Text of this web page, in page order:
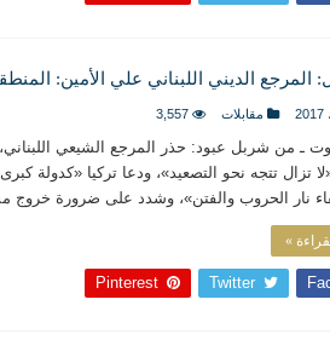
المرجع الديني اللبناني علي الأمين:
مقابلات 3,557
ـ من شربل عبود: حذر المرجع الشيعي
تزال تتجه نحو التصعيد»، ودعا تركيا «كدولة
نار الحروب والفتن»، وشدد على ضرورة خروج
»
Twitter
Pinterest